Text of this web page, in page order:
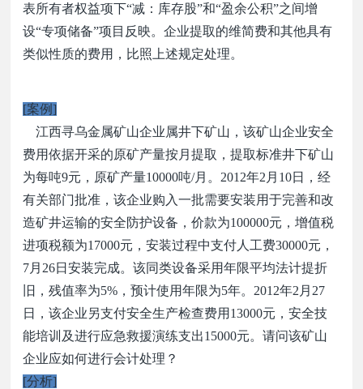
表所有者权益项下“减：库存股”和“盈余公积”之间增
设“专项储备”项目反映。企业提取的维简费和其他具有
类似性质的费用，比照上述规定处理。
[案例]
江西寻乌金属矿山企业属井下矿山，该矿山企业安全
费用依据开采的原矿产量按月提取，提取标准井下矿山
为每吨9元，原矿产量10000吨/月。 2012年2 月 10日，经
有关部门批准，该企业购入一批需要安装用于完善和改
造矿井运输的安全防护设备，价款为100000元，增值税
进项税额为17000元，安装过程中支付人工费30000元，
7月 26日安装完成。该同类设备采用年限平均法计提折
旧，残值率为5% ，预计使用年限为5年。 2012年2 月 27
日，该企业另支付安全生产检查费用 13000元，安全技
能培训及进行应急救援演练支出15000元。请问该矿山
企业应如何进行会计处理？
[分析]